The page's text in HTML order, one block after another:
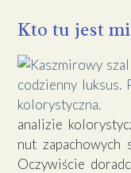
Kto tu jest
analizie
nut zapachowych
Oczywiście